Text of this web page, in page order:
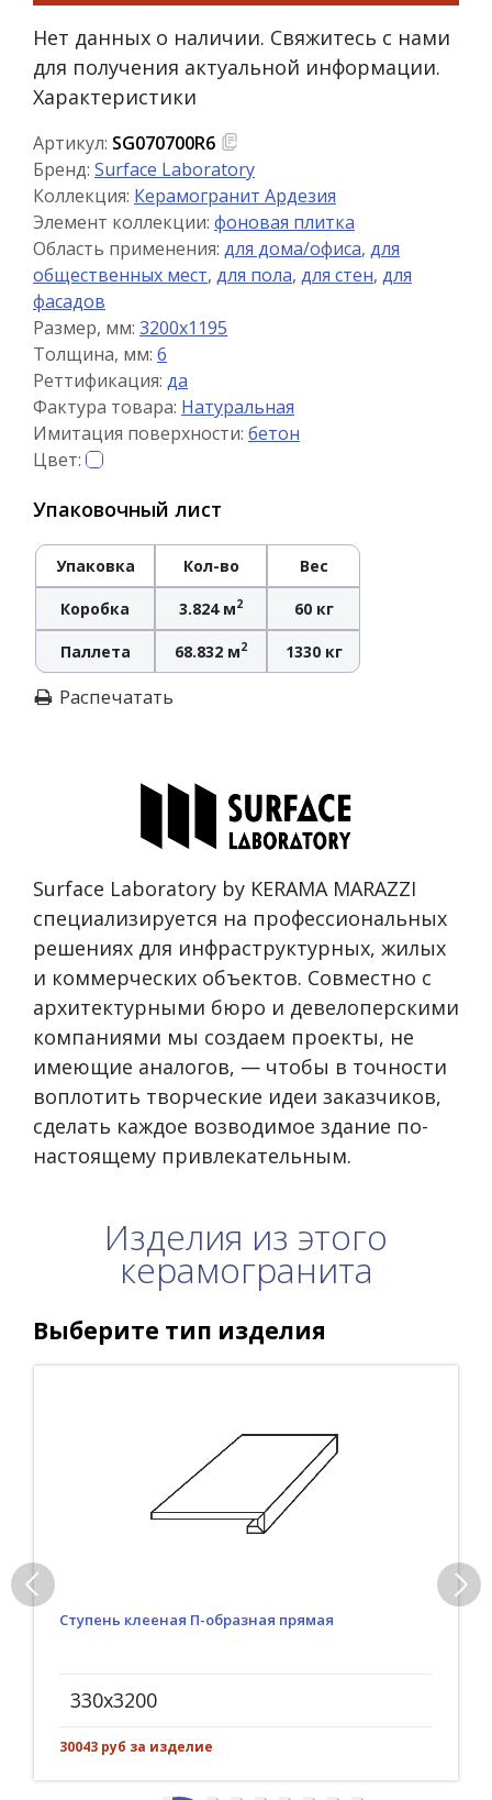
Нет данных о наличии. Свяжитесь с нами
для получения актуальной информации.
Характеристики
Артикул: SG070700R6
Бренд: Surface Laboratory
Коллекция: Керамогранит Ардезия
Элемент коллекции: фоновая плитка
Область применения: для дома/офиса, для
общественных мест, для пола, для стен, для
фасадов
Размер, мм: 3200x1195
Толщина, мм: 6
Реттификация: да
Фактура товара: Натуральная
Имитация поверхности: бетон
Цвет:
Упаковочный лист
Упаковка Кол-во Вес
Коробка 3.824 м2 60 кг
Паллета 68.832 м2 1330 кг
Распечатать
Surface Laboratory by KERAMA MARAZZI
специализируется на профессиональных
решениях для инфраструктурных, жилых
и коммерческих объектов. Совместно с
архитектурными бюро и девелоперскими
компаниями мы создаем проекты, не
имеющие аналогов, — чтобы в точности
воплотить творческие идеи заказчиков,
сделать каждое возводимое здание по-
настоящему привлекательным.
Изделия из этого
керамогранита
Выберите тип изделия
Ступень клееная П-образная прямая
330x3200
30043 руб за изделие